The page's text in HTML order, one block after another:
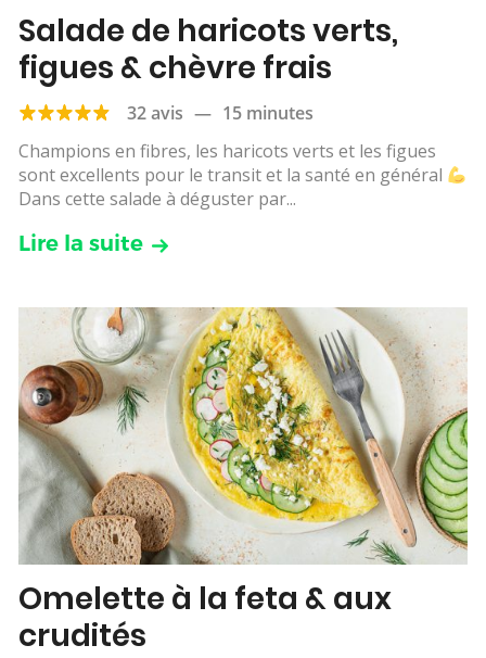
Salade de haricots verts,
figues & chèvre frais
32 avis — 15 minutes
Champions en fibres, les haricots verts et les figues
sont excellents pour le transit et la santé en général
Dans cette salade à déguster par...
Lire la suite
Omelette à la feta & aux
crudités